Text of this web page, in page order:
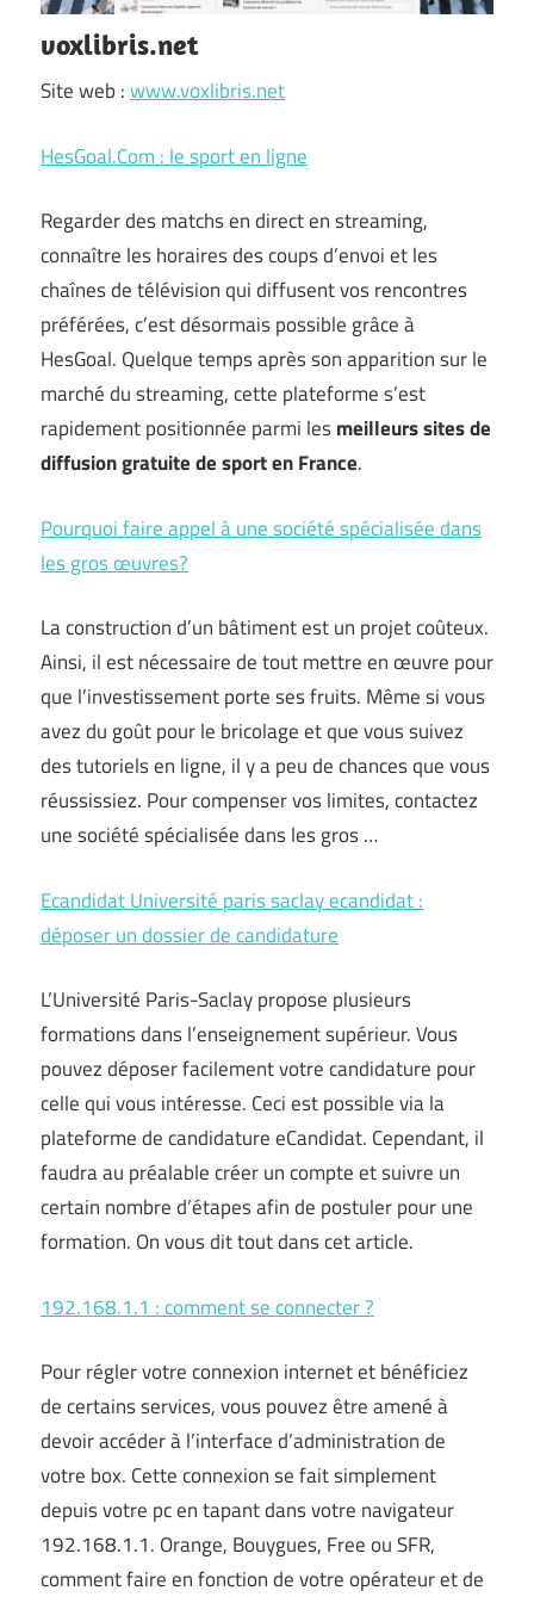
voxlibris.net
Site web :www.voxlibris.net
HesGoal.Com : le sport en ligne
Regarder des matchs en direct en streaming,
connaître les horaires des coups d’envoi et les
chaînes de télévision qui diffusent vos rencontres
préférées, c’est désormais possible grâce à
HesGoal. Quelque temps après son apparition sur le
marché du streaming, cette plateforme s’est
rapidement positionnée parmi lesmeilleurs sites de
diffusion gratuite de sport en France.
Pourquoi faire appel à une société spécialisée dans
les gros œuvres?
La construction d’un bâtiment est un projet coûteux.
Ainsi, il est nécessaire de tout mettre en œuvre pour
que l’investissement porte ses fruits. Même si vous
avez du goût pour le bricolage et que vous suivez
des tutoriels en ligne, il y a peu de chances que vous
réussissiez. Pour compenser vos limites, contactez
une société spécialisée dans les gros …
Ecandidat Université paris saclay ecandidat :
déposer un dossier de candidature
L’Université Paris-Saclay propose plusieurs
formations dans l’enseignement supérieur. Vous
pouvez déposer facilement votre candidature pour
celle qui vous intéresse. Ceci est possible via la
plateforme de candidature eCandidat. Cependant, il
faudra au préalable créer un compte et suivre un
certain nombre d’étapes afin de postuler pour une
formation. On vous dit tout dans cet article.
192.168.1.1 : comment se connecter ?
Pour régler votre connexion internet et bénéficiez
de certains services, vous pouvez être amené à
devoir accéder à l’interface d’administration de
votre box. Cette connexion se fait simplement
depuis votre pc en tapant dans votre navigateur
192.168.1.1. Orange, Bouygues, Free ou SFR,
comment faire en fonction de votre opérateur et de